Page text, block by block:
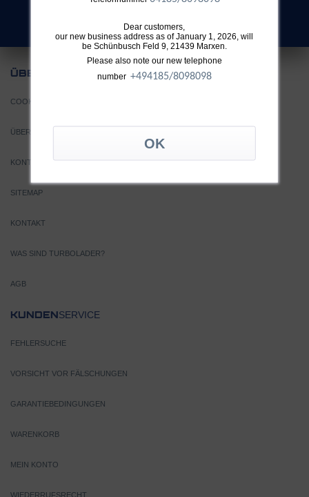
Dear customers,
our new business address as of January 1, 2026, will
be Schünbusch Feld 9, 21439 Marxen.
Please also note our new telephone
number +494185/8098098
ÜBER
COOKIE EINSTELLUNGEN
ÜBER TTH
KONTAKT
SITEMAP
KONTAKT
WAS SIND TURBOLADER?
AGB
KUNDENSERVICE
FEHLERSUCHE
VORSICHT VOR FÄLSCHUNGEN
GARANTIEBEDINGUNGEN
WARENKORB
MEIN KONTO
WIEDERRUFSRECHT